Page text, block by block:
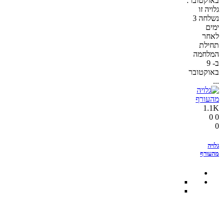
גלויה זו
נשלחה 3
ימים
לאחר
תחילת
המלחמה
ב- 9
באוקטובר
...
1.1K
0
0
0
גלויה
מהעורף